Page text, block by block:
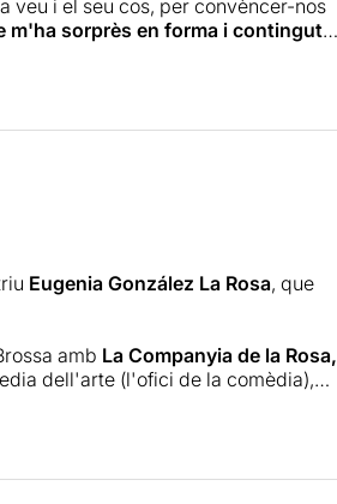
veu i el seu cos, per convèncer-nos
m'ha sorprès en forma i contingut.
, teologia, neuroteologia o ciència
(fràgil) naturalesa humana
gestual- per mantenir al públic
Amb un
dominar l'escenari amb precisió i
una faula.
Eugenia González La Rosa, que
amb La Companyia de la Rosa,
dell'arte (l'ofici de la comèdia),
esbojarrada i plena de sorpreses.